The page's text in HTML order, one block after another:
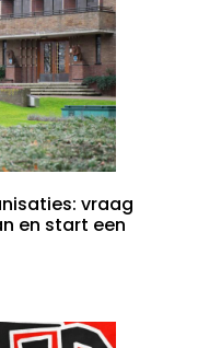
vraag
en start een